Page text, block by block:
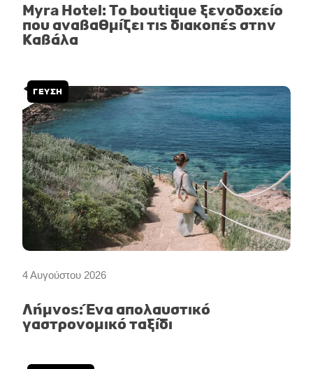
Myra Hotel: Το boutique ξενοδοχείο
που αναβαθμίζει τις διακοπές στην
Καβάλα
4 Αυγούστου 2026
ΓΕΥΣΗ
Λήμνος: Ένα απολαυστικό
γαστρονομικό ταξίδι